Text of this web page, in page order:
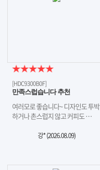
[HDC9300B0F]
만족스럽습니다 추천
여러모로 좋습니다~ 디자인도 투박
하거나 촌스럽지 않고 커피도 …
강* (2026.08.09)